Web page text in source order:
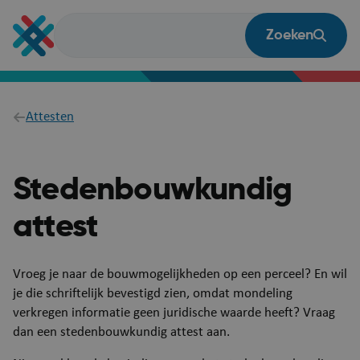
en
naar
inhoud
Zoeken
Breadcrumb
Attesten
Stedenbouwkundig
attest
​​​​​​​​​​Vroeg je naar de bouwmogelijkheden op een perceel? En wil
je die schriftelijk bevestigd zien, omdat mondeling
verkregen informatie geen juridische waarde heeft? Vraag
dan een stedenbouwkundig attest aan.